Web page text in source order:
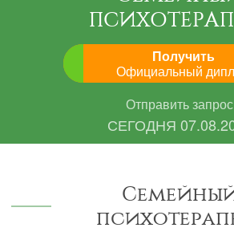
Получить
Официальный
Отправить запрос
СЕГОДНЯ